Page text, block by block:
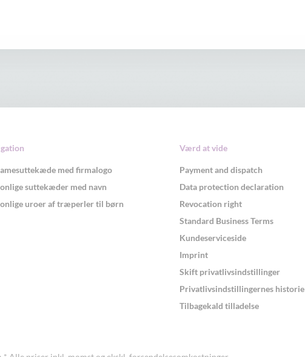
med firmalogo
suttekæder med navn
uroer af træperler til børn
Værd at vide
Payment and dispatch
Data protection declaration
Revocation right
Standard Business Terms
Kundeserviceside
Imprint
Skift privatlivsindstillinger
Privatlivsindstillingernes historie
Tilbagekald tilladelse